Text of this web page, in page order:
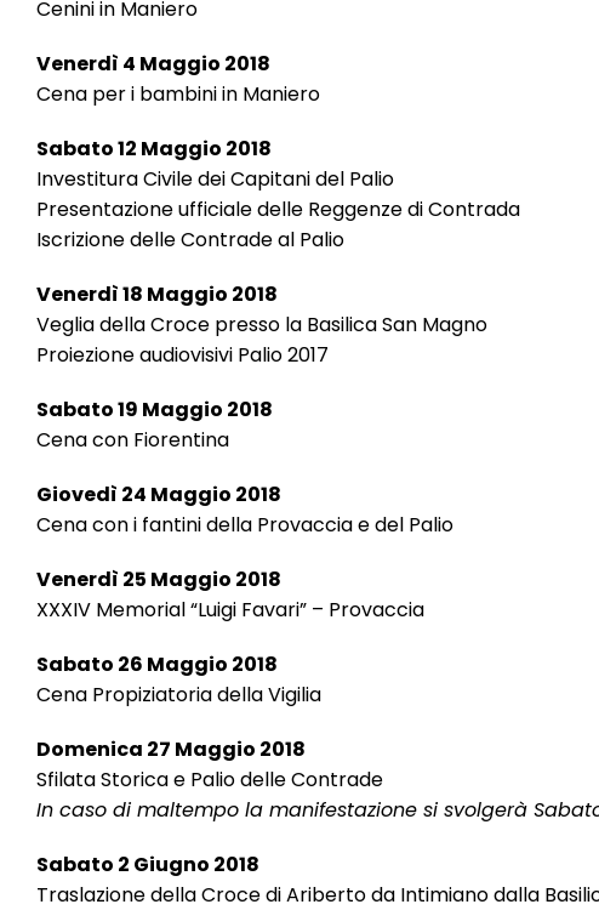
Cenini in Maniero
Venerdì 4 Maggio 2018
Cena per i bambini in Maniero
Sabato 12 Maggio 2018
Investitura Civile dei Capitani del Palio
Presentazione ufficiale delle Reggenze di Contrada
Iscrizione delle Contrade al Palio
Venerdì 18 Maggio 2018
Veglia della Croce presso la Basilica San Magno
Proiezione audiovisivi Palio 2017
Sabato 19 Maggio 2018
Cena con Fiorentina
Giovedì 24 Maggio 2018
Cena con i fantini della Provaccia e del Palio
Venerdì 25 Maggio 2018
XXXIV Memorial “Luigi Favari” – Provaccia
Sabato 26 Maggio 2018
Cena Propiziatoria della Vigilia
Domenica 27 Maggio 2018
Sfilata Storica e Palio delle Contrade
In caso di maltempo la manifestazione si svolgerà
Sabato 2 Giugno 2018
Traslazione della Croce di Ariberto da Intimiano dalla